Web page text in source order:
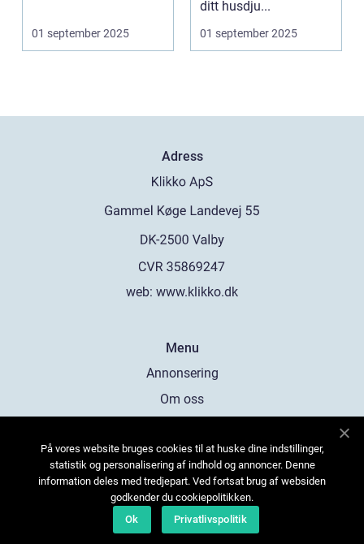
01 september 2025
ditt husdju...
01 september 2025
Adress
web: www.klikko.dk
Menu
Annonsering
Om oss
Kontakta oss
Sitemap
På vores website bruges cookies til at huske dine indstillinger,
statistik og personalisering af indhold og annoncer. Denne
information deles med tredjepart. Ved fortsat brug af websiden
godkender du cookiepolitikken.
Ok
Privatlivspolitik